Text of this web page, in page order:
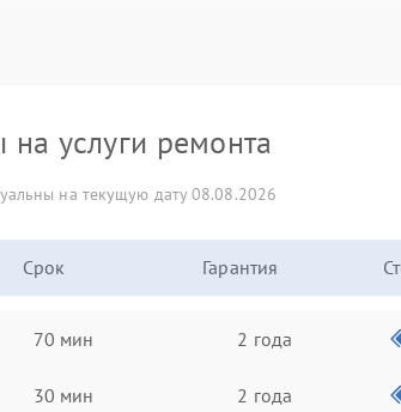
на услуги ремонта
на текущую дату 08.08.2026
Срок Гарантия
70 мин 2 года
30 мин 2 года